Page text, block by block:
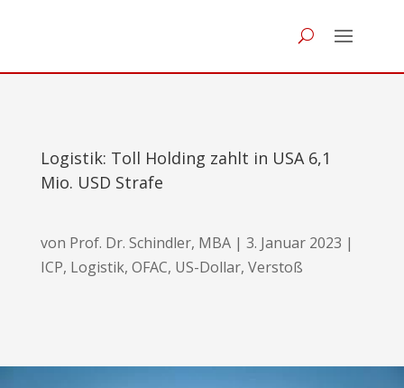
Logistik: Toll Holding zahlt in USA 6,1
Mio. USD Strafe
von Prof. Dr. Schindler, MBA| 3. Januar 2023 |
ICP, Logistik, OFAC, US-Dollar, Verstoß